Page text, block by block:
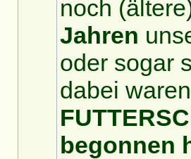
noch
Jahren
oder sogar
dabei
begonnen